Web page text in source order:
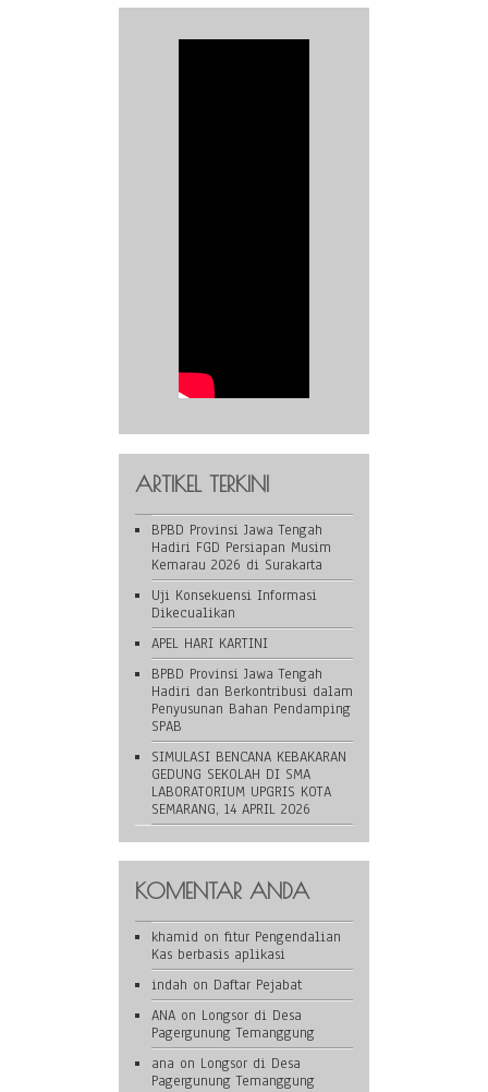
ARTIKEL TERKINI
BPBD Provinsi Jawa Tengah
Hadiri FGD Persiapan Musim
Kemarau 2026 di Surakarta
Uji Konsekuensi Informasi
Dikecualikan
APEL HARI KARTINI
BPBD Provinsi Jawa Tengah
Hadiri dan Berkontribusi dalam
Penyusunan Bahan Pendamping
SPAB
SIMULASI BENCANA KEBAKARAN
GEDUNG SEKOLAH DI SMA
LABORATORIUM UPGRIS KOTA
SEMARANG, 14 APRIL 2026
KOMENTAR ANDA
khamid on fitur Pengendalian
Kas berbasis aplikasi
indah on Daftar Pejabat
ANA on Longsor di Desa
Pagergunung Temanggung
ana on Longsor di Desa
Pagergunung Temanggung